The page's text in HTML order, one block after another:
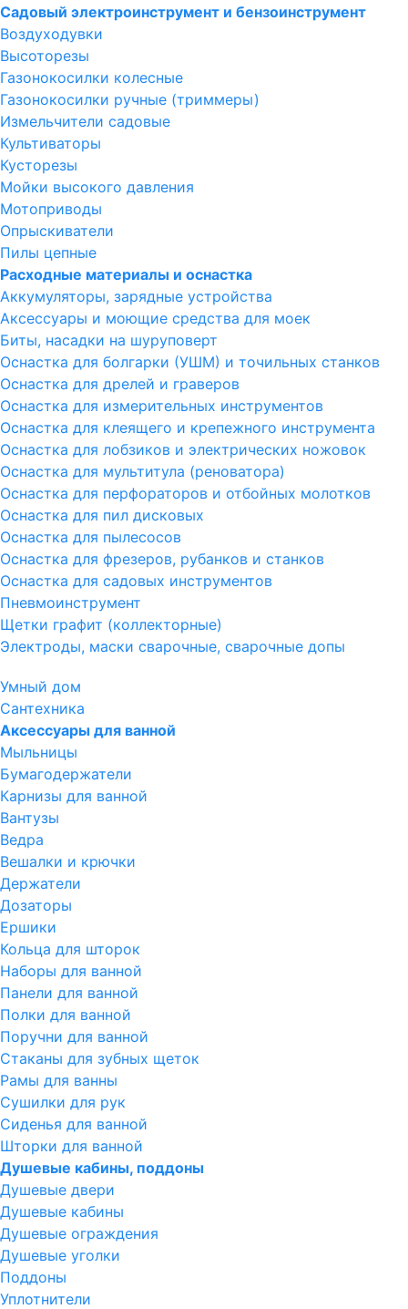
Садовый электроинструмент и бензоинструмент
Воздуходувки
Высоторезы
Газонокосилки колесные
Газонокосилки ручные (триммеры)
Измельчители садовые
Культиваторы
Кусторезы
Мойки высокого давления
Мотоприводы
Опрыскиватели
Пилы цепные
Расходные материалы и оснастка
Аккумуляторы, зарядные устройства
Аксессуары и моющие средства для моек
Биты, насадки на шуруповерт
Оснастка для болгарки (УШМ) и точильных станков
Оснастка для дрелей и граверов
Оснастка для измерительных инструментов
Оснастка для клеящего и крепежного инструмента
Оснастка для лобзиков и электрических ножовок
Оснастка для мультитула (реноватора)
Оснастка для перфораторов и отбойных молотков
Оснастка для пил дисковых
Оснастка для пылесосов
Оснастка для фрезеров, рубанков и станков
Оснастка для садовых инструментов
Пневмоинструмент
Щетки графит (коллекторные)
Электроды, маски сварочные, сварочные допы
Умный дом
Сантехника
Аксессуары для ванной
Мыльницы
Бумагодержатели
Карнизы для ванной
Вантузы
Ведра
Вешалки и крючки
Держатели
Дозаторы
Ершики
Кольца для шторок
Наборы для ванной
Панели для ванной
Полки для ванной
Поручни для ванной
Стаканы для зубных щеток
Рамы для ванны
Сушилки для рук
Сиденья для ванной
Шторки для ванной
Душевые кабины, поддоны
Душевые двери
Душевые кабины
Душевые ограждения
Душевые уголки
Поддоны
Уплотнители